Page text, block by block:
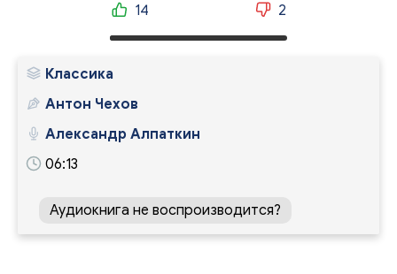
14 2
Классика
Антон Чехов
Александр Алпаткин
06:13
Аудиокнига не воспроизводится?